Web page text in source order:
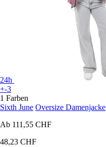
24h
+-3
1 Farben
Sixth June Oversize Damenjacke
Ab 111,55 CHF
48,23 CHF